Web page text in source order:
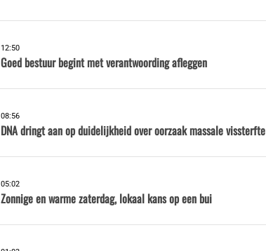
12:50
Goed bestuur begint met verantwoording afleggen
08:56
DNA dringt aan op duidelijkheid over oorzaak massale vissterfte
05:02
Zonnige en warme zaterdag, lokaal kans op een bui